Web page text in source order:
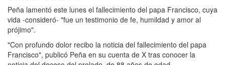
Peña lamentó este lunes el fallecimiento del papa Francisco, cuya
vida -consideró- "fue un testimonio de fe, humildad y amor al
prójimo".
"Con profundo dolor recibo la noticia del fallecimiento del papa
Francisco", publicó Peña en su cuenta de X tras conocer la